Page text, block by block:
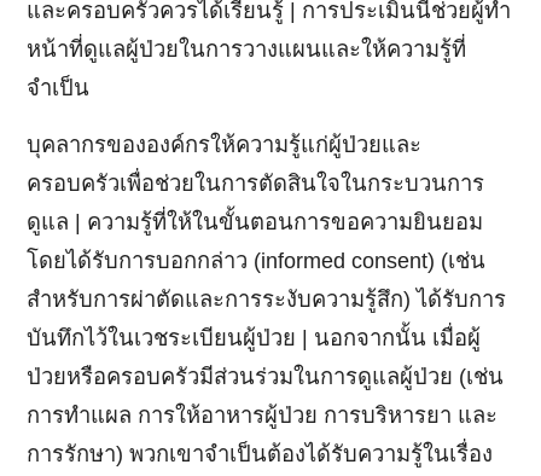
และครอบครัวควรได้เรียนรู้ | การประเมินนี้ช่วยผู้ทำ
หน้าที่ดูแลผู้ป่วยในการวางแผนและให้ความรู้ที่
จำเป็น
บุคลากรขององค์กรให้ความรู้แก่ผู้ป่วยและ
ครอบครัวเพื่อช่วยในการตัดสินใจในกระบวนการ
ดูแล | ความรู้ที่ให้ในขั้นตอนการขอความยินยอม
โดยได้รับการบอกกล่าว (informed consent) (เช่น
สำหรับการผ่าตัดและการระงับความรู้สึก) ได้รับการ
บันทึกไว้ในเวชระเบียนผู้ป่วย | นอกจากนั้น เมื่อผู้
ป่วยหรือครอบครัวมีส่วนร่วมในการดูแลผู้ป่วย (เช่น
การทำแผล การให้อาหารผู้ป่วย การบริหารยา และ
การรักษา) พวกเขาจำเป็นต้องได้รับความรู้ในเรื่อง